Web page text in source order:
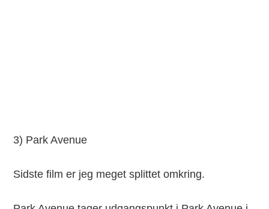
3) Park Avenue
Sidste film er jeg meget splittet omkring.